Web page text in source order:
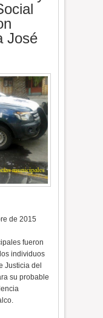
José
de 2015
fueron
individuos
Justicia del
su probable